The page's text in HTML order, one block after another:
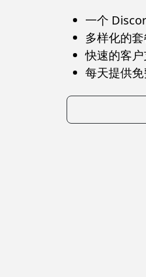
一个
多样化的
快速的客
每天提供